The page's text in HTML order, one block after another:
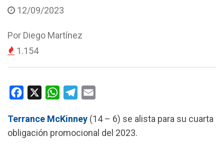
12/09/2023
Por Diego Martínez
1.154
c
e
W
a
t
l
e
a
i
Terrance McKinney (14 – 6) se alista para su cuarta
obligación promocional del 2023.